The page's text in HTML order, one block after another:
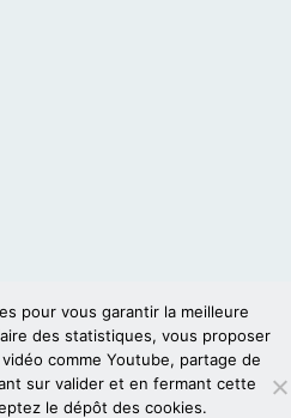
pour vous garantir la meilleure
des statistiques, vous proposer
comme Youtube, partage de
sur valider et en fermant cette
le dépôt des cookies.